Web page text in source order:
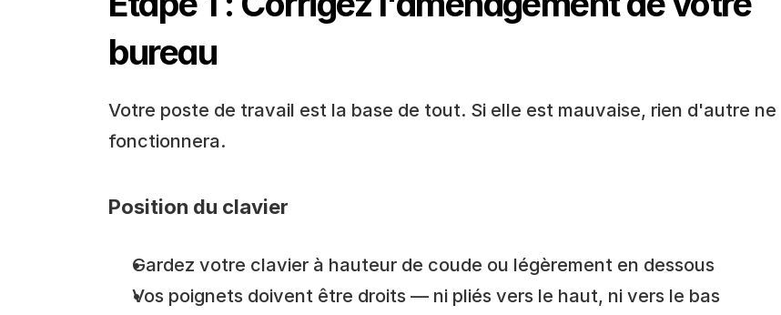
bureau
Votre poste de travail est la base de tout. Si elle est mauvaise, rien d'autre ne
fonctionnera.
Position du clavier
Gardez votre clavier à hauteur de coude ou légèrement en dessous
Vos poignets doivent être droits — ni pliés vers le haut, ni vers le bas